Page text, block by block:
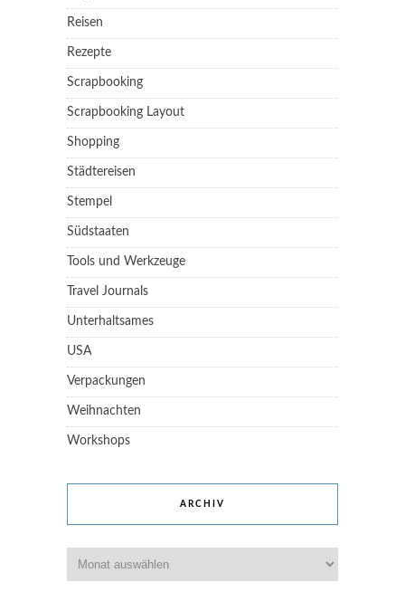
Reisen
Rezepte
Scrapbooking
Scrapbooking Layout
Shopping
Städtereisen
Stempel
Südstaaten
Tools und Werkzeuge
Travel Journals
Unterhaltsames
USA
Verpackungen
Weihnachten
Workshops
ARCHIV